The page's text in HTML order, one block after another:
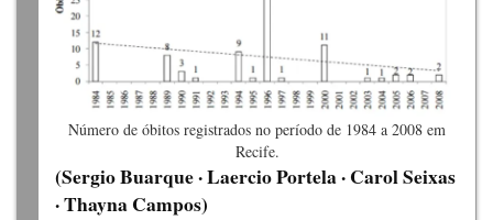
Número de óbitos registrados no período de 1984 a 2008 em
Recife.
(Sergio Buarque · Laercio Portela · Carol Seixas
· Thayna Campos)